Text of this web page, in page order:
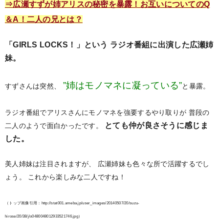
⇒広瀬すずが姉アリスの秘密を暴露！お互いについてのQ
＆A！二人の兄とは？
「GIRLS LOCKS！」という ラジオ番組に出演した広瀬姉
妹。
すずさんは突然、 ”姉はモノマネに凝っている”と暴露。
ラジオ番組でアリスさんにモノマネを強要するやり取りが 普段の
二人のようで面白かったです。
とても仲が良さそうに感じま
した。
美人姉妹は注目されますが、
広瀬姉妹も色々な所で活躍するでし
ょう。
これから楽しみな二人ですね！
（トップ画像引用：http://stat001.ameba.jp/user_images/20140507/20/suzu-
hirose/20/38/j/o0480048012933521746.jpg）